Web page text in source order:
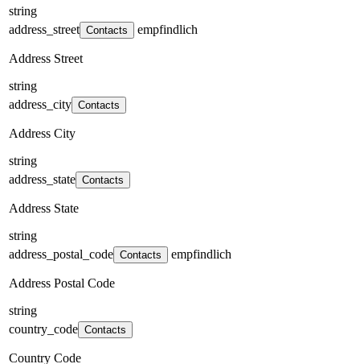
string
address_street Contacts empfindlich
Address Street
string
address_city Contacts
Address City
string
address_state Contacts
Address State
string
address_postal_code Contacts empfindlich
Address Postal Code
string
country_code Contacts
Country Code